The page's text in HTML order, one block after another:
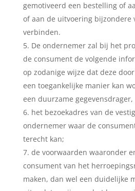
gemotiveerd een bestelling of
of aan de uitvoering bijzondere
verbinden.
De ondernemer zal bij het
de consument de volgende
op zodanige wijze dat deze
een toegankelijke manier kan
een duurzame
het bezoekadres van de
ondernemer waar de
terecht kan;
de voorwaarden waaronder
consument van het
maken, dan wel een duidelijke